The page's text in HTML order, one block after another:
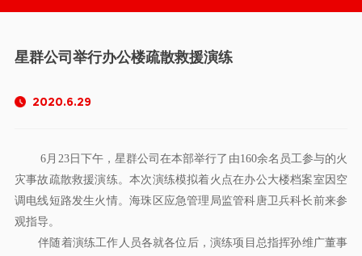
星群公司举行办公楼疏散救援演练
2020.6.29
6月23日下午，星群公司在本部举行了由160余名员工参与的火
灾事故疏散救援演练。本次演练模拟着火点在办公大楼档案室因空
调电线短路发生火情。海珠区应急管理局监管科唐卫兵科长前来参
观指导。
伴随着演练工作人员各就各位后，演练项目总指挥孙维广董事